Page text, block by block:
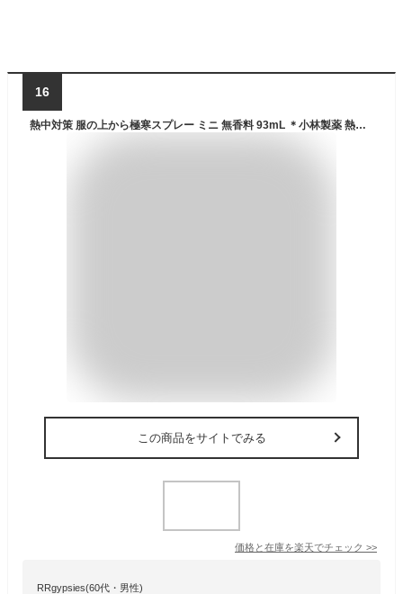
16
熱中対策 服の上から極寒スプレー ミニ 無香料 93mL ＊小林製薬 熱中対策 冷却スプレー コールドスプレー 熱中症 暑さ対策
この商品をサイトでみる
価格と在庫を楽天でチェック >>
RRgypsies(60代・男性)